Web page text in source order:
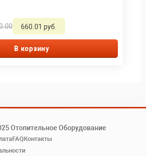
660.01 руб.
В корзину
Отопительное Оборудование
FAQКонтакты